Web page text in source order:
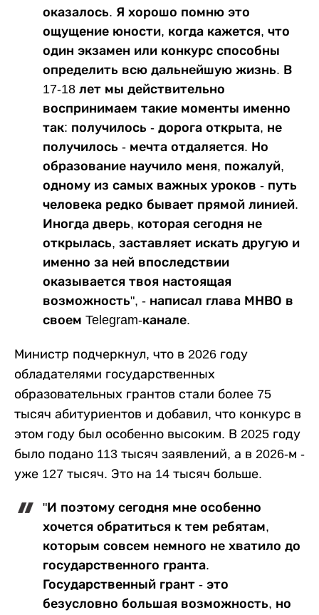
оказалось. Я хорошо помню это
ощущение юности, когда кажется, что
один экзамен или конкурс способны
определить всю дальнейшую жизнь. В
17-18 лет мы действительно
воспринимаем такие моменты именно
так: получилось - дорога открыта, не
получилось - мечта отдаляется. Но
образование научило меня, пожалуй,
одному из самых важных уроков - путь
человека редко бывает прямой линией.
Иногда дверь, которая сегодня не
открылась, заставляет искать другую и
именно за ней впоследствии
оказывается твоя настоящая
возможность", - написал глава МНВО в
своем Telegram-канале.
Министр подчеркнул, что в 2026 году
обладателями государственных
образовательных грантов стали более 75
тысяч абитуриентов и добавил, что конкурс в
этом году был особенно высоким. В 2025 году
было подано 113 тысяч заявлений, а в 2026-м -
уже 127 тысяч. Это на 14 тысяч больше.
"И поэтому сегодня мне особенно
хочется обратиться к тем ребятам,
которым совсем немного не хватило до
государственного гранта.
Государственный грант - это
безусловно большая возможность, но